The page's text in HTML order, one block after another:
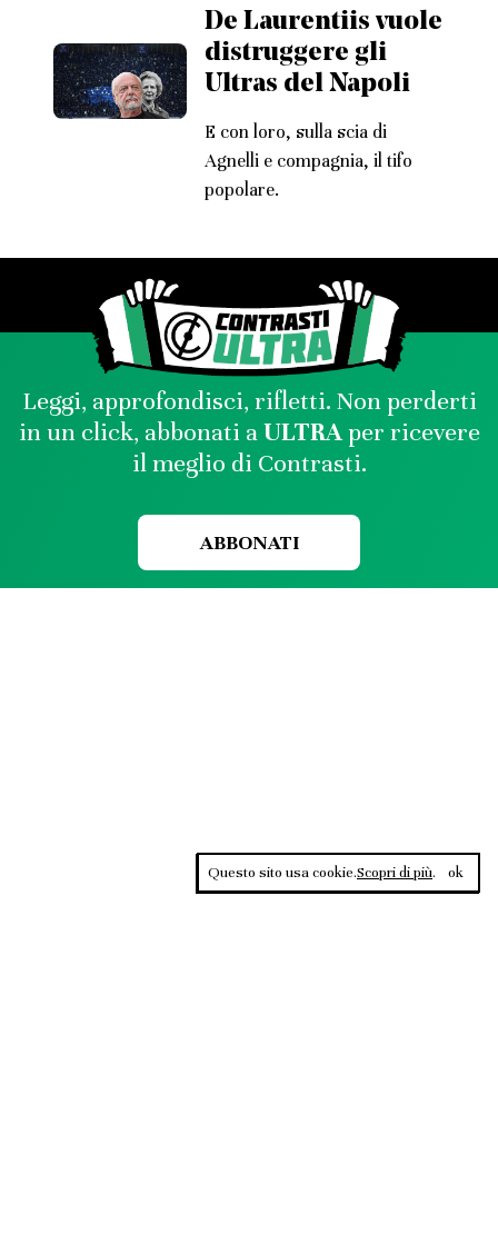
De Laurentiis vuole
distruggere gli
Ultras del Napoli
E con loro, sulla scia di
Agnelli e compagnia, il tifo
popolare.
Leggi, approfondisci, rifletti. Non perderti
in un click, abbonati aULTRAper ricevere
il meglio di Contrasti.
ABBONATI
Questo sito usa cookie.Scopri di più. ok